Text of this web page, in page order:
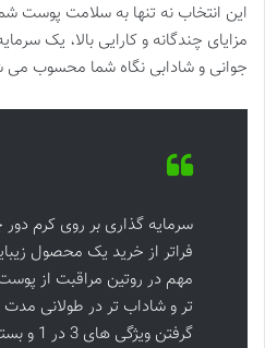
این انتخاب نه تنها به سلامت پوست
مزایای چندگانه و کارایی بالا، یک
جوانی و شادابی نگاه شما محسوب می
سرمایه گذاری بر روی کرم
فراتر از خرید یک محصول
مهم در روتین مراقبت از
تر و شاداب تر در طولانی
گرفتن